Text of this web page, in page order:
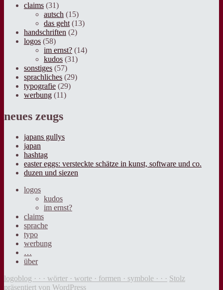
claims (31)
autsch (15)
das geht (13)
handschriften (2)
logos (58)
im ernst? (14)
kudos (31)
sonstiges (57)
sprachliches (29)
typografie (29)
werbung (11)
neues zeugs
japans gullys
japan
hashtag
easter eggs: versteckte schätze in kunst, software und co.
duzen und siezen
logos
kudos
im ernst?
claims
sprache
typo
werbung
…
über
logoblog · · · wörter · worte · formen · symbole · · · Stolz
präsentiert von WordPress